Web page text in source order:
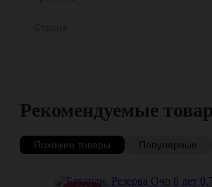
Рекомендуемые
Похожие товары Популярные